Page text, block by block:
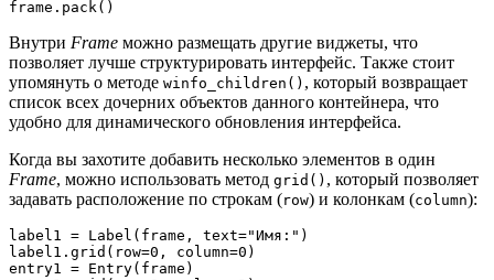
Внутри Frame можно размещать другие виджеты, что
позволяет лучше структурировать интерфейс. Также стоит
упомянуть о методе winfo_children() , который возвращает
список всех дочерних объектов данного контейнера, что
удобно для динамического обновления интерфейса.
Когда вы захотите добавить несколько элементов в один
Frame, можно использовать метод grid() , который позволяет
задавать расположение по строкам (row) и колонкам (column):
label1 = Label(frame, text="Имя:")
label1.grid(row=0, column=0)
entry1 = Entry(frame)